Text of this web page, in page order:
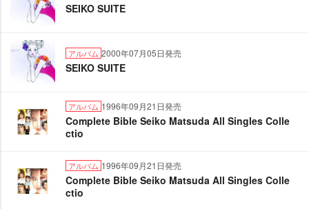
SEIKO SUITE
アルバム 2000年07月05日発売
SEIKO SUITE
アルバム 1996年09月21日発売
Complete Bible Seiko Matsuda All Singles Colle
ctio
アルバム 1996年09月21日発売
Complete Bible Seiko Matsuda All Singles Colle
ctio